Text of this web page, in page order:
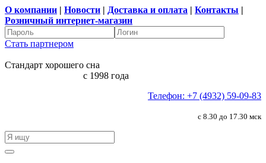
О компании | Новости | Доставка и оплата | Контакты |
Розничный интернет-магазин
Стать партнером
Стандарт хорошего сна
с 1998 года
Телефон: +7 (4932) 59-09-83
с 8.30 до 17.30 мск